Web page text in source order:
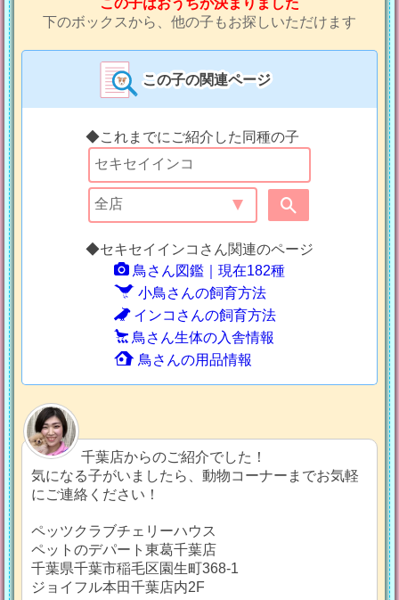
下のボックスから、他の子もお探しいただけます
この子の関連ページ
◆これまでにご紹介した同種の子
◆セキセイインコさん関連のページ
鳥さん図鑑｜現在182種
小鳥さんの飼育方法
インコさんの飼育方法
鳥さん生体の入舎情報
鳥さんの用品情報
千葉店からのご紹介でした！
気になる子がいましたら、動物コーナーまでお気軽
にご連絡ください！
ペッツクラブチェリーハウス
ペットのデパート東葛千葉店
千葉県千葉市稲毛区園生町368-1
ジョイフル本田千葉店内2F